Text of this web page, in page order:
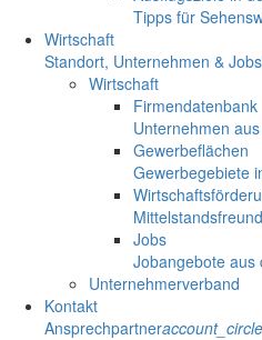
Tipps für
Wirtschaft
Standort, Unternehmen & Jobs
Wirtschaft
Firmendatenbank
Unternehmen
Gewerbeflächen
Gewerbegebiete
Jobs
Jobangebote aus
Unternehmerverband
Kontakt
Ansprechpartneraccount_circle